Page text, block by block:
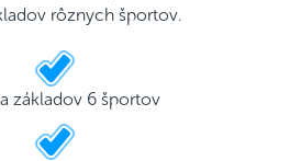
rôznych športov.
základov 6 športov